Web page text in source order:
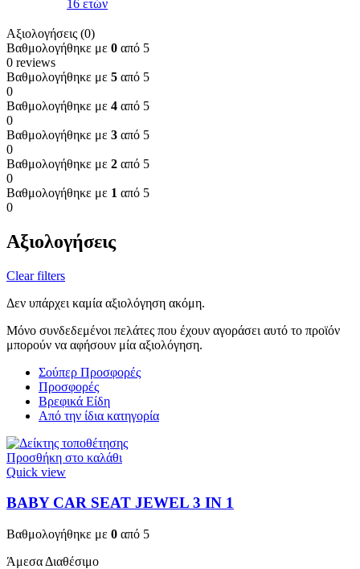
16 ετών
Αξιολογήσεις (0)
Βαθμολογήθηκε με 0 από 5
0 reviews
Βαθμολογήθηκε με 5 από 5
0
Βαθμολογήθηκε με 4 από 5
0
Βαθμολογήθηκε με 3 από 5
0
Βαθμολογήθηκε με 2 από 5
0
Βαθμολογήθηκε με 1 από 5
0
Αξιολογήσεις
Clear filters
Δεν υπάρχει καμία αξιολόγηση ακόμη.
Μόνο συνδεδεμένοι πελάτες που έχουν αγοράσει αυτό το προϊόν
μπορούν να αφήσουν μία αξιολόγηση.
Σούπερ Προσφορές
Προσφορές
Βρεφικά Είδη
Από την ίδια κατηγορία
Προσθήκη στο καλάθι
Quick view
BABY CAR SEAT JEWEL 3 ΙΝ 1
Βαθμολογήθηκε με 0 από 5
Άμεσα Διαθέσιμο